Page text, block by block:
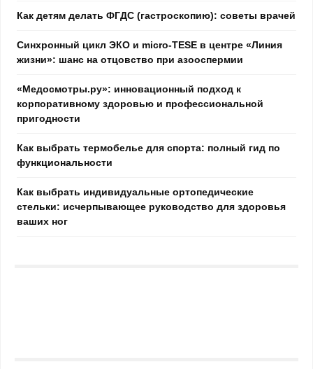
Как детям делать ФГДС (гастроскопию): советы врачей
Синхронный цикл ЭКО и micro-TESE в центре «Линия
жизни»: шанс на отцовство при азооспермии
«Медосмотры.ру»: инновационный подход к
корпоративному здоровью и профессиональной
пригодности
Как выбрать термобелье для спорта: полный гид по
функциональности
Как выбрать индивидуальные ортопедические
стельки: исчерпывающее руководство для здоровья
ваших ног